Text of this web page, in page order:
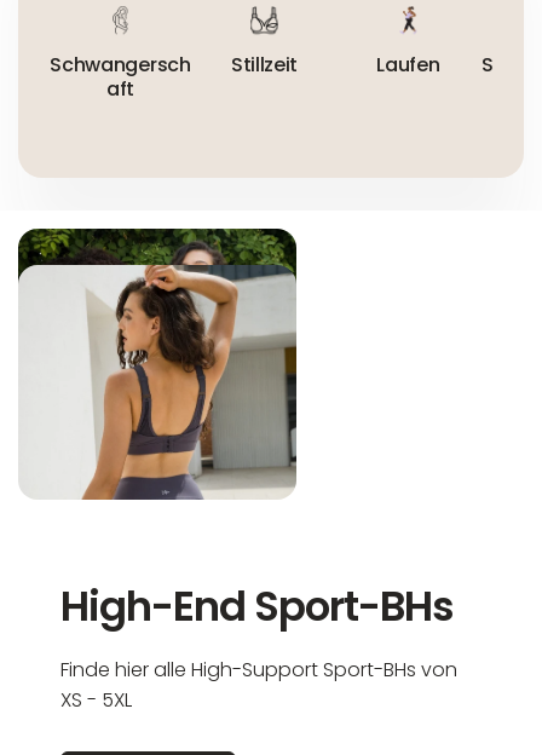
Schwangersch
aft
Stillzeit Laufen
High-End Sport-BHs
Finde hier alle High-Support Sport-BHs von
XS - 5XL